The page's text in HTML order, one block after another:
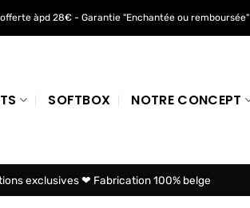
àpd 28€ - Garantie "Enchantée ou remboursée"
SOFTBOX NOTRE CONCEPT
exclusives ❤ Fabrication 100% belge